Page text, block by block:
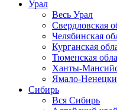
Урал
Весь Урал
Свердловская
Челябинская
Курганская
Тюменская
Ханты-
Ямало-
Сибирь
Вся Сибирь